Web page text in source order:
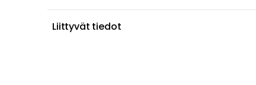
Liittyvät tiedot